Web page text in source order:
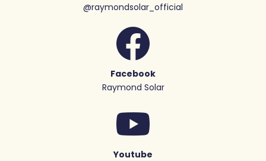
@raymondsolar_official
Facebook
Raymond Solar
Youtube